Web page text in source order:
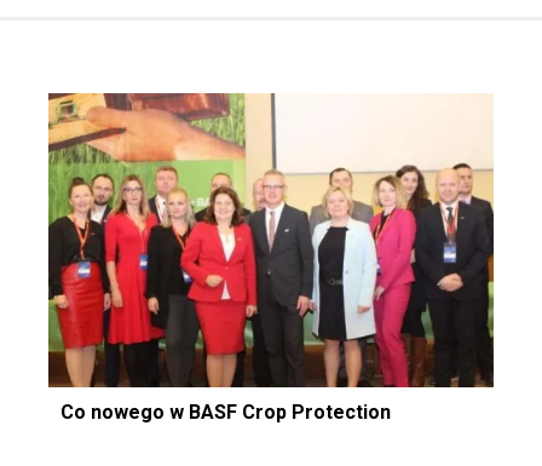
Co nowego w BASF Crop Protection